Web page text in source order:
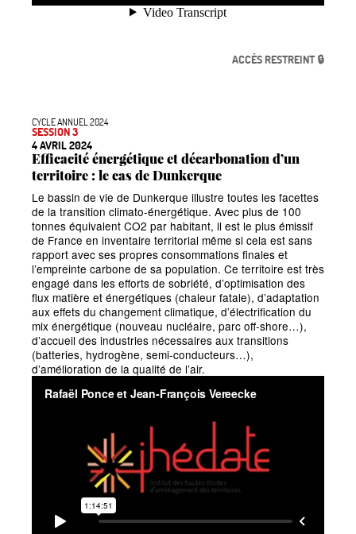
ACCÈS RESTREINT 🔒
CYCLE ANNUEL 2024
SESSION 3
4 AVRIL 2024
Efficacité énergétique et décarbonation d’un
territoire : le cas de Dunkerque
Le bassin de vie de Dunkerque illustre toutes les facettes
de la transition climato-énergétique. Avec plus de 100
tonnes équivalent CO2 par habitant, il est le plus émissif
de France en inventaire territorial même si cela est sans
rapport avec ses propres consommations finales et
l’empreinte carbone de sa population. Ce territoire est très
engagé dans les efforts de sobriété, d’optimisation des
flux matière et énergétiques (chaleur fatale), d’adaptation
aux effets du changement climatique, d’électrification du
mix énergétique (nouveau nucléaire, parc off-shore…),
d’accueil des industries nécessaires aux transitions
(batteries, hydrogène, semi-conducteurs…),
d’amélioration de la qualité de l’air.